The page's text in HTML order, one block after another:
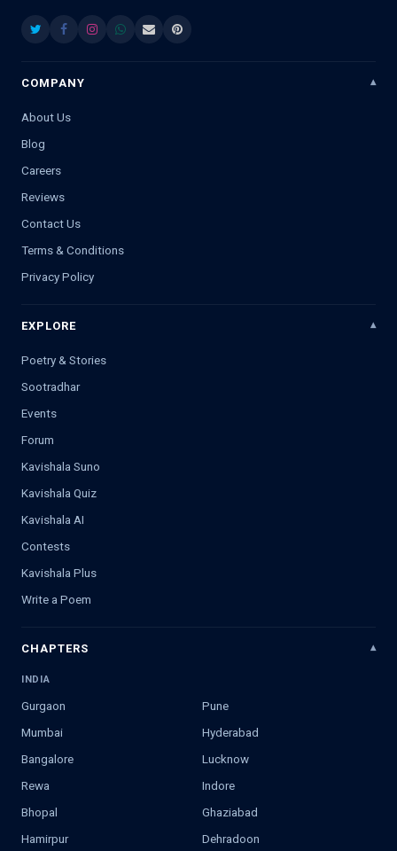
COMPANY
About Us
Blog
Careers
Reviews
Contact Us
Terms & Conditions
Privacy Policy
EXPLORE
Poetry & Stories
Sootradhar
Events
Forum
Kavishala Suno
Kavishala Quiz
Kavishala AI
Contests
Kavishala Plus
Write a Poem
CHAPTERS
INDIA
Gurgaon
Pune
Mumbai
Hyderabad
Bangalore
Lucknow
Rewa
Indore
Bhopal
Ghaziabad
Hamirpur
Dehradoon